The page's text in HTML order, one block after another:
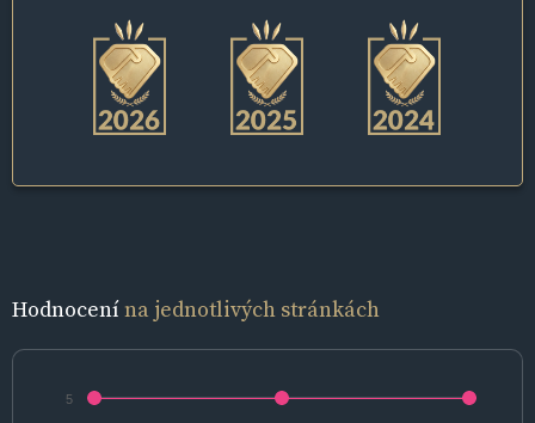
Hodnocenína jednotlivých stránkách
5